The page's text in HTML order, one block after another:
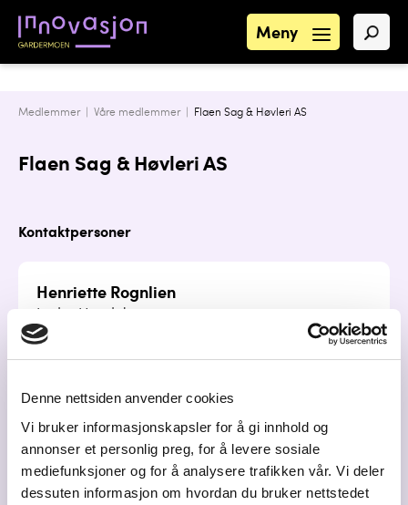
Denne nettsiden anvender cookies
Vi bruker informasjonskapsler for å gi innhold og
annonser et personlig preg, for å levere sosiale
mediefunksjoner og for å analysere trafikken vår. Vi deler
dessuten informasjon om hvordan du bruker nettstedet
Meny
Medlemmer | Våre medlemmer| Flaen Sag & Høvleri AS
Flaen Sag & Høvleri AS
Kontaktpersoner
Henriette Rognlien
Leder Handel
Besøksadresse
Rognlivegen 45, 2090 Hurdal